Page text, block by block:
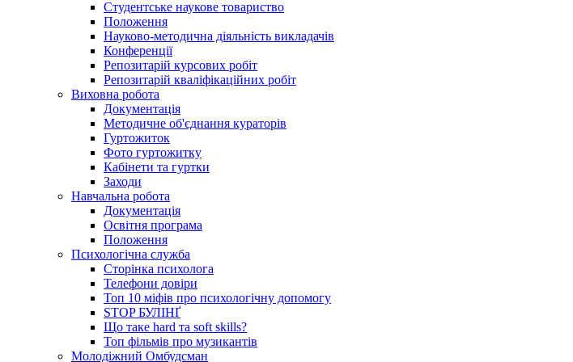
Студентське наукове товариство
Положення
Науково-методична діяльність викладачів
Конференції
Репозитарій курсових робіт
Репозитарій кваліфікаційних робіт
Виховна робота
Документація
Методичне об'єднання кураторів
Гуртожиток
Фото гуртожитку
Кабінети та гуртки
Заходи
Навчальна робота
Документація
Освітня програма
Положення
Психологічна служба
Сторінка психолога
Телефони довіри
Топ 10 міфів про психологічну допомогу
STOP БУЛІНҐ
Що таке hard та soft skills?
Топ фільмів про музикантів
Молодіжний Омбудсман